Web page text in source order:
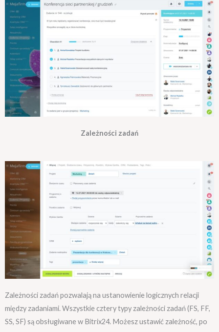
Zależności zadań
Zależności zadań pozwalają na ustanowienie logicznych relacji
między zadaniami. Wszystkie cztery typy zależności zadań (FS, FF,
SS, SF) są obsługiwane w Bitrix24. Możesz ustawić zależność, po